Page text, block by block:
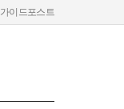
가이드포스트